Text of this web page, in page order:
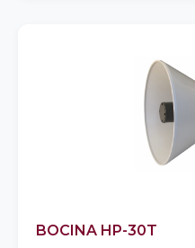
BOCINA HP-30T